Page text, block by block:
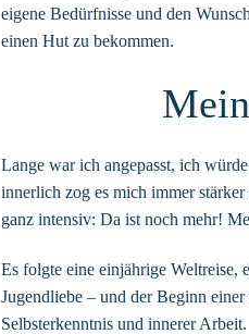
eigene Bedürfnisse und den
einen Hut zu bekommen.
Lange war ich angepasst, ich
innerlich zog es mich immer
ganz intensiv: Da ist noch mehr!
Es folgte eine einjährige Weltreise,
Jugendliebe – und der Beginn
Selbsterkenntnis und innerer Arbeit.